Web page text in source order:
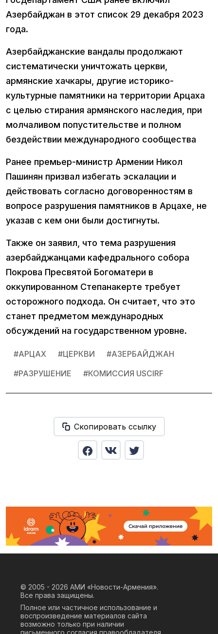
Азербайджан в этот список 29 декабря 2023
года.
Азербайджанские вандалы продолжают
систематически уничтожать церкви,
армянские хачкары, другие историко-
культурные памятники на территории Арцаха
с целью стирания армянского наследия, при
молчаливом попустительстве и полном
бездействии международного сообщества
Ранее премьер-министр Армении Никол
Пашинян призвал избегать эскалации и
действовать согласно договоренностям в
вопросе разрушения памятников в Арцахе, не
указав с кем они были достигнуты.
Также он заявил, что тема разрушения
азербайджанцами кафедрального собора
Покрова Пресвятой Богоматери в
оккупированном Степанакерте требует
осторожного подхода. Он считает, что это
станет предметом международных
обсуждений на государственном уровне.
#АРЦАХ #ЦЕРКВИ #АЗЕРБАЙДЖАН
#РАЗРУШЕНИЕ #КОМИССИЯ USCIRF
Скопировать ссылку
© 2005 - 2026 АМИ «Новости-Армения».
Все права защищены.
Полное или частичное использование и
воспроизведение материалов сайта
возможно только при наличии